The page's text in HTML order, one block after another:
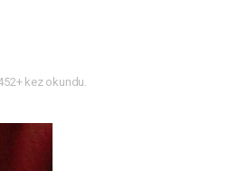
kez okundu.